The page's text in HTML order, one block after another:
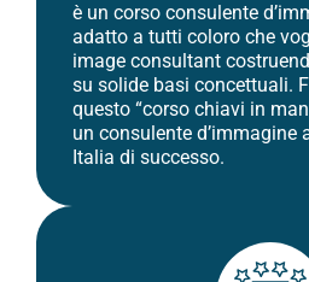
è un corso consulente
adatto a tutti coloro che
image consultant
su solide basi concettuali.
questo “corso chiavi in
un consulente d’immagine
Italia di successo.